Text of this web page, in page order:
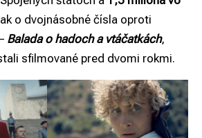
o dvojnásobné čísla oproti
Balada o hadoch a vtáčatkách,
sfilmované pred dvomi rokmi.